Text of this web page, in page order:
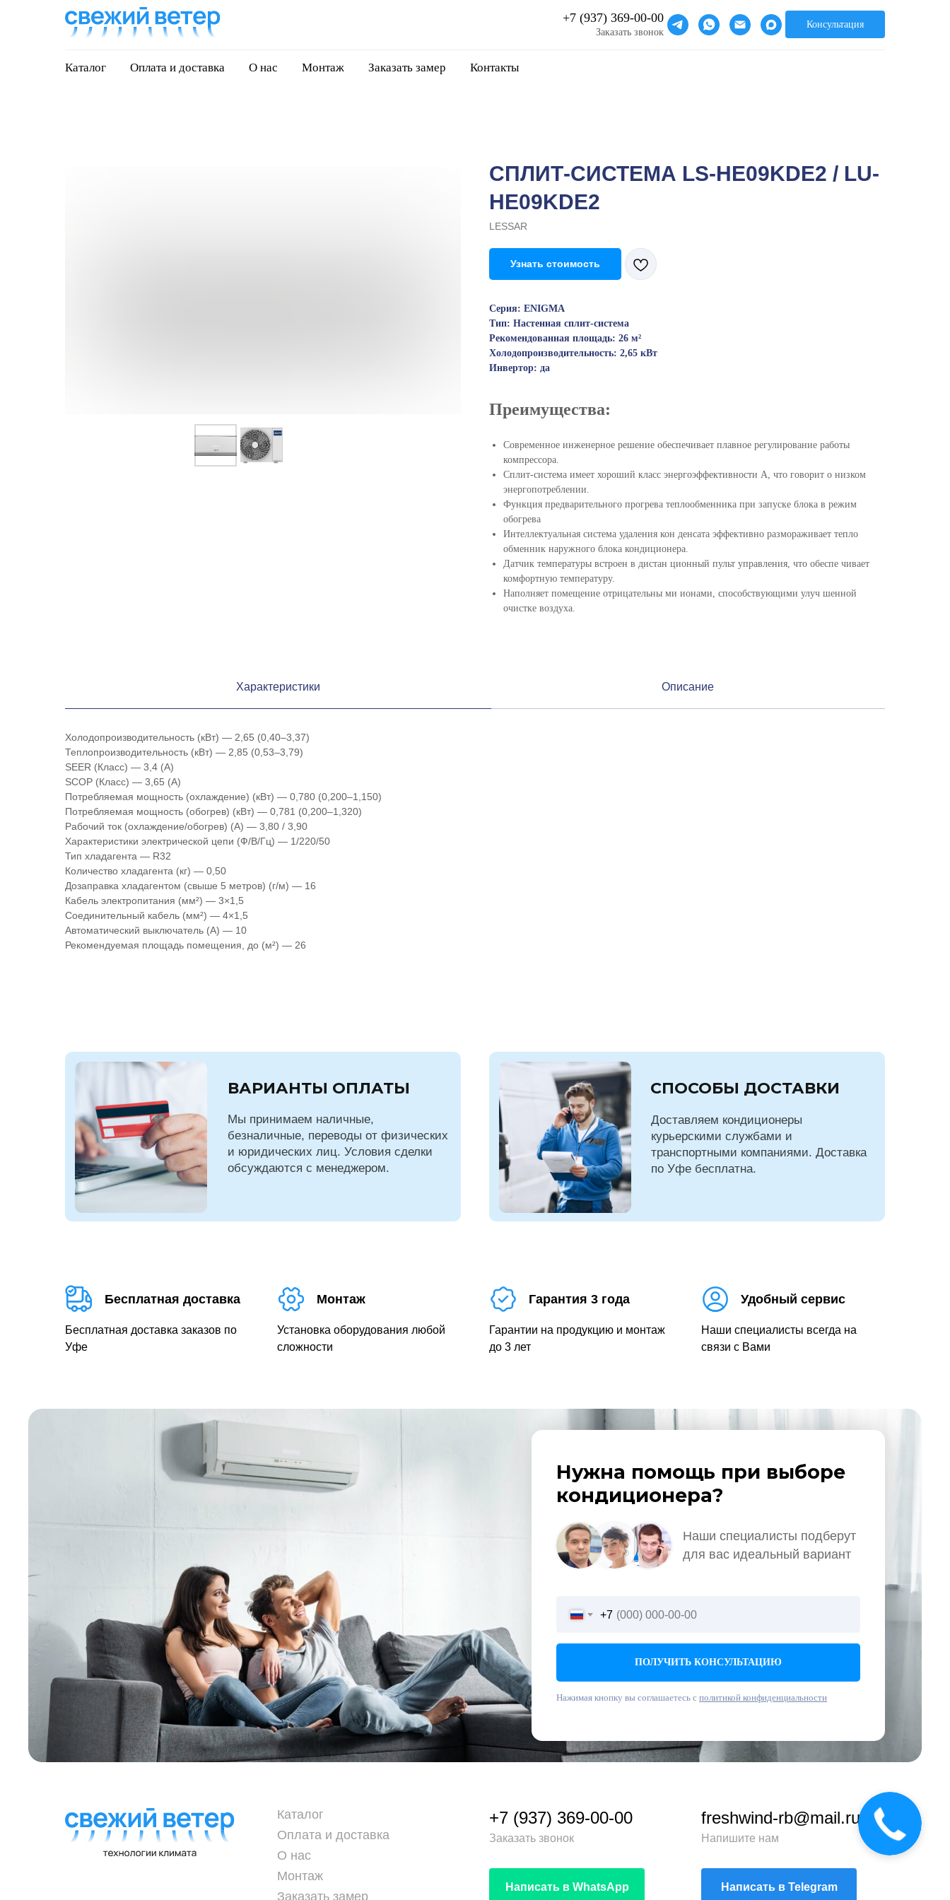
+7 (937) 369-00-00
Заказать звонок
Консультация
Каталог Оплата и доставка О нас Монтаж Заказать замер Контакты
СПЛИТ-СИСТЕМА LS-HE09KDE2 / LU-
HE09KDE2
LESSAR
Узнать стоимость
Преимущества:
Современное инженерное решение обеспечивает плавное регулирование работы
компрессора.
Сплит-система имеет хороший класс энергоэффективности А, что говорит о низком
энергопотреблении.
Функция предварительного прогрева теплообменника при запуске блока в режим
обогрева
Интеллектуальная система удаления кон денсата эффективно размораживает тепло
обменник наружного блока кондиционера.
Датчик температуры встроен в дистан ционный пульт управления, что обеспе чивает
комфортную температуру.
Наполняет помещение отрицательны ми ионами, способствующими улуч шенной
очистке воздуха.
Серия: ENIGMA
Тип: Настенная сплит-система
Рекомендованная площадь: 26 м²
Холодопроизводительность: 2,65 кВт
Инвертор: да
Характеристики Описание
Холодопроизводительность (кВт) — 2,65 (0,40–3,37)
Теплопроизводительность (кВт) — 2,85 (0,53–3,79)
SEER (Класс) — 3,4 (A)
SCOP (Класс) — 3,65 (A)
Потребляемая мощность (охлаждение) (кВт) — 0,780 (0,200–1,150)
Потребляемая мощность (обогрев) (кВт) — 0,781 (0,200–1,320)
Рабочий ток (охлаждение/обогрев) (А) — 3,80 / 3,90
Характеристики электрической цепи (Ф/В/Гц) — 1/220/50
Тип хладагента — R32
Количество хладагента (кг) — 0,50
Дозаправка хладагентом (свыше 5 метров) (г/м) — 16
Кабель электропитания (мм²) — 3×1,5
Соединительный кабель (мм²) — 4×1,5
Автоматический выключатель (А) — 10
Рекомендуемая площадь помещения, до (м²) — 26
Мы принимаем наличные,
безналичные, переводы от физических
и юридических лиц. Условия сделки
обсуждаются с менеджером.
ВАРИАНТЫ ОПЛАТЫ
Доставляем кондиционеры
курьерскими службами и
транспортными компаниями. Доставка
по Уфе бесплатна.
СПОСОБЫ ДОСТАВКИ
Бесплатная доставка
Бесплатная доставка заказов по
Уфе
Монтаж
Установка оборудования любой
сложности
Гарантия 3 года
Гарантии на продукцию и монтаж
до 3 лет
Удобный сервис
Наши специалисты всегда на
связи с Вами
Наши специалисты подберут
для вас идеальный вариант
Нужна помощь при выборе
кондиционера?
+7
ПОЛУЧИТЬ КОНСУЛЬТАЦИЮ
Нажимая кнопку вы соглашаетесь с политикой конфиденциальности
+7 (937) 369-00-00
Заказать звонок
freshwind-rb@mail.ru
Напишите нам
Каталог
Оплата и доставка
О нас
Монтаж
Заказать замер
Написать в WhatsApp Написать в Telegram